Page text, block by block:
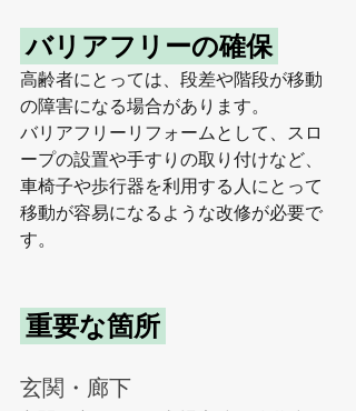
バリアフリーの確保
高齢者にとっては、段差や階段が移動
の障害になる場合があります。
バリアフリーリフォームとして、スロ
ープの設置や手すりの取り付けなど、
車椅子や歩行器を利用する人にとって
移動が容易になるような改修が必要で
す。
重要な箇所
玄関・廊下